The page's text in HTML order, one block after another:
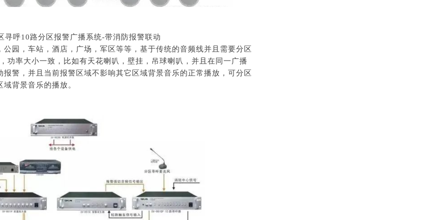
寻呼10路分区报警广播系统-带消防报警联动
公园，车站，酒店，广场，军区等等，基于传统的音频线并且需要分区
功率大小一致，比如有天花喇叭，壁挂，吊球喇叭，并且在同一广播
报警，并且当前报警区域不影响其它区域背景音乐的正常播放，可分区
背景音乐的播放。